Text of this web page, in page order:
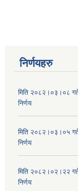
निर्णयहरु
मिति २०८२।०३।०८
निर्णय
मिति २०८२।०३।०५
निर्णय
मिति २०८२।०२।२२
निर्णय